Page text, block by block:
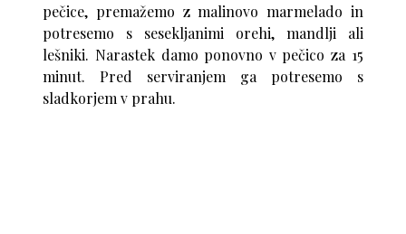
pečice, premažemo z malinovo marmelado in
potresemo s sesekljanimi orehi, mandlji ali
lešniki. Narastek damo ponovno v pečico za 15
minut. Pred serviranjem ga potresemo s
sladkorjem v prahu.